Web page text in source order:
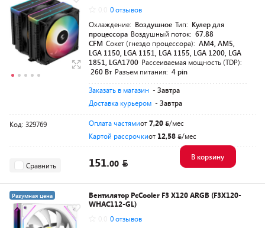
0 отзывов
Охлаждение: Воздушное Тип: Кулер для
процессора Воздушный поток: 67.88
CFM Сокет (гнездо процессора): AM4, AM5,
LGA 1150, LGA 1151, LGA 1155, LGA 1200, LGA
1851, LGA1700 Рассеиваемая мощность (TDP):
260 Вт Разъем питания: 4 pin
Заказать в магазин - Завтра
Доставка курьером - Завтра
Код: 329769 Оплата частямиот7,20
/мес
Картой рассрочкиот 12,58 /мес
Сравнить 151.00
В корзину
Разумная цена
Вентилятор PcCooler F3 X120 ARGB (F3X120-
WHAC112-GL)
0 отзывов